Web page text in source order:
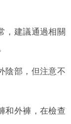
，建議通過相關
陰部，但注意不
和外褲，在檢查